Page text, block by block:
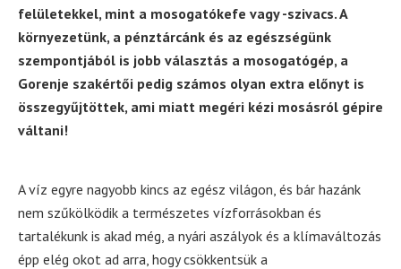
felületekkel, mint a mosogatókefe vagy -szivacs. A
környezetünk, a pénztárcánk és az egészségünk
szempontjából is jobb választás a mosogatógép, a
Gorenje szakértői pedig számos olyan extra előnyt is
összegyűjtöttek, ami miatt megéri kézi mosásról gépire
váltani!
A víz egyre nagyobb kincs az egész világon, és bár hazánk
nem szűkölködik a természetes vízforrásokban és
tartalékunk is akad még, a nyári aszályok és a klímaváltozás
épp elég okot ad arra, hogy csökkentsük a